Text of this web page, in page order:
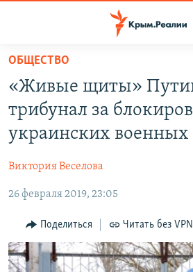
Вернуться
основному
содержанию
Вернутся
главной
навигации
Вернутся
поиску
СПЕЦПРОЕКТЫ
11 ЛЕТ ОККУПАЦИИ КРЫМА. 11 ИСТОРИЙ
ВОДА
ЕЩЕ
ИНТЕРАКТИВ
ИНФОГРАФИКА
ТЕЛЕПРОЕКТ КРЫМ.РЕАЛИИ
РАДІО СВОБОДА
КАК ОБОЙТИ БЛОКИРОВКУ
Українською
ОБЩЕСТВО
«Живые щиты»
трибунал за
украинских
Виктория Веселова
26 февраля 2019, 23:05
Поделиться Читать без VPN